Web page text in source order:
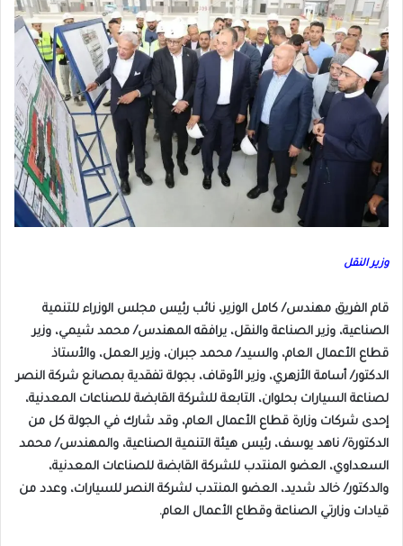
وزير النقل
قام الفريق مهندس/ كامل الوزير، نائب رئيس مجلس الوزراء للتنمية
الصناعية، وزير الصناعة والنقل، يرافقه المهندس/ محمد شيمي، وزير
قطاع الأعمال العام، والسيد/ محمد جبران، وزير العمل، والأستاذ
الدكتور/ أسامة الأزهري، وزير الأوقاف، بجولة تفقدية بمصانع شركة النصر
لصناعة السيارات بحلوان، التابعة للشركة القابضة للصناعات المعدنية،
إحدى شركات وزارة قطاع الأعمال العام، وقد شارك في الجولة كل من
الدكتورة/ ناهد يوسف، رئيس هيئة التنمية الصناعية، والمهندس/ محمد
السعداوي، العضو المنتدب للشركة القابضة للصناعات المعدنية،
والدكتور/ خالد شديد، العضو المنتدب لشركة النصر للسيارات، وعدد من
قيادات وزارتي الصناعة وقطاع الأعمال العام.